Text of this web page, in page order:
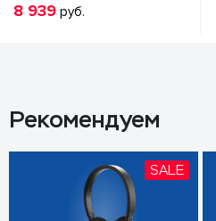
8 939 руб.
Рекомендуем
SALE